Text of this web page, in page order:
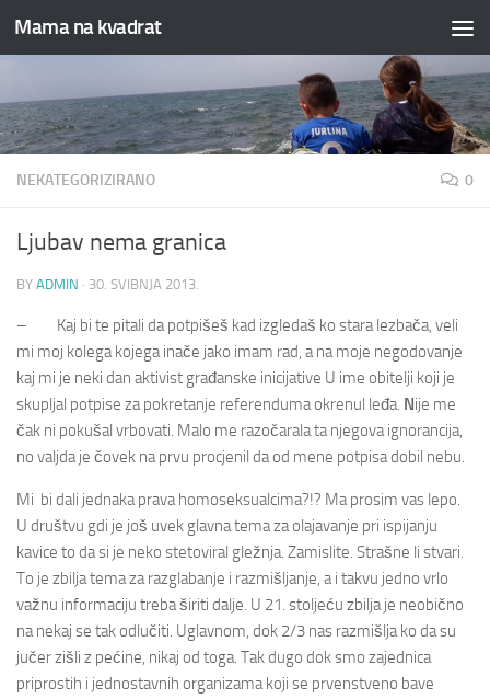
Skip to content
Mama na kvadrat
NEKATEGORIZIRANO 0
Ljubav nema granica
BY ADMIN · 30. SVIBNJA 2013.
– Kaj bi te pitali da potpišeš kad izgledaš ko stara lezbača, veli
mi moj kolega kojega inače jako imam rad, a na moje negodovanje
kaj mi je neki dan aktivist građanske inicijative U ime obitelji koji je
skupljal potpise za pokretanje referenduma okrenul leđa. Nije me
čak ni pokušal vrbovati. Malo me razočarala ta njegova ignorancija,
no valjda je čovek na prvu procjenil da od mene potpisa dobil nebu.
Mi bi dali jednaka prava homoseksualcima?!? Ma prosim vas lepo.
U društvu gdi je još uvek glavna tema za olajavanje pri ispijanju
kavice to da si je neko stetoviral gležnja. Zamislite. Strašne li stvari.
To je zbilja tema za razglabanje i razmišljanje, a i takvu jedno vrlo
važnu informaciju treba širiti dalje. U 21. stoljeću zbilja je neobično
na nekaj se tak odlučiti. Uglavnom, dok 2/3 nas razmišlja ko da su
jučer zišli z pećine, nikaj od toga. Tak dugo dok smo zajednica
priprostih i jednostavnih organizama koji se prvenstveno bave